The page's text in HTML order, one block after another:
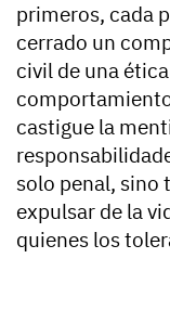
primeros, cada
cerrado un
civil de una
castigue la
solo penal, sino
expulsar de la
quienes los